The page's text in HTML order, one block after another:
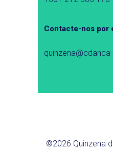
Contacte-nos por
©2026 Quinzena